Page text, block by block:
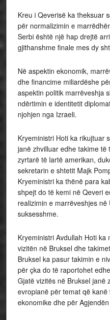
Kreu i Qeverisë ka theksuar
për normalizimin e
Serbi është një hap drejtë
gjithanshme finale mes dy
Në aspektin ekonomik,
dhe financime miliardëshe
aspektin politik marrëveshja
ndërtimin e identitetit
njohjen nga Izraeli.
Kryeministri Hoti ka rikujtuar
janë zhvilluar edhe takime
zyrtarë të lartë amerikan,
sekretarin e shtetit Majk
Kryeministri ka thënë para
shpejt do të kemi në Qeveri
realizimin e marrëveshjes
suksesshme.
Kryeministri Avdullah Hoti
vizitën në Bruksel dhe
Bruksel ka pasur takimin e
për çka do të raportohet
Gjatë vizitës në Bruksel janë
evropianë për temat që
ekonomike dhe për